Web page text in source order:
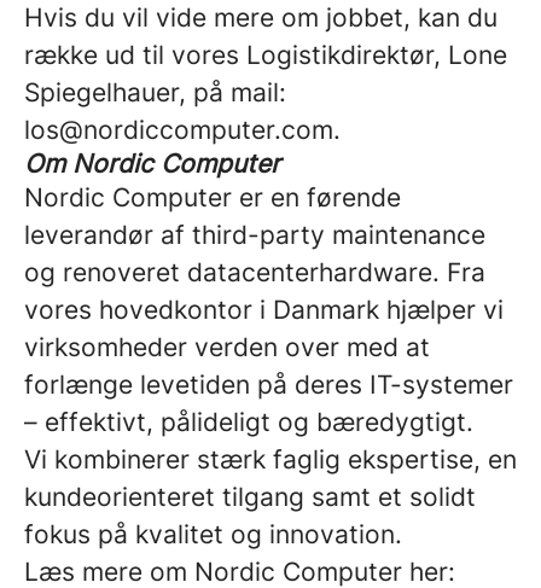
Hvis du vil vide mere om jobbet, kan du
række ud til vores Logistikdirektør, Lone
Spiegelhauer, på mail:
los@nordiccomputer.com.
Om Nordic Computer
Nordic Computer er en førende
leverandør af third-party maintenance
og renoveret datacenterhardware. Fra
vores hovedkontor i Danmark hjælper vi
virksomheder verden over med at
forlænge levetiden på deres IT-systemer
– effektivt, pålideligt og bæredygtigt.
Vi kombinerer stærk faglig ekspertise, en
kundeorienteret tilgang samt et solidt
fokus på kvalitet og innovation.
Læs mere om Nordic Computer her: